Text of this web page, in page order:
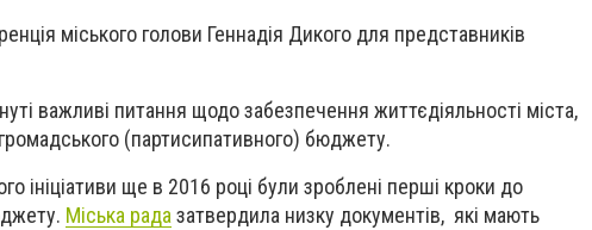
міського голови Геннадія Дикого для представників
важливі питання щодо забезпечення життєдіяльності міста,
(партисипативного) бюджету.
ініціативи ще в 2016 році були зроблені перші кроки до
Міська радазатвердила низку документів, які мають